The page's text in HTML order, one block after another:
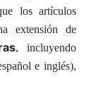
los artículos
extensión de
, incluyendo
e inglés),